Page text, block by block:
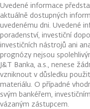
Uvedené informace
aktuálně dostupných
uvedenému dni. Uvedené
poradenství, investiční
investičních nástrojů ani
prognózy nejsou
J&T Banka, a.s., nenese
vzniknout v důsledku
materiálu. O případné
svým bankéřem,
vázaným zástupcem.